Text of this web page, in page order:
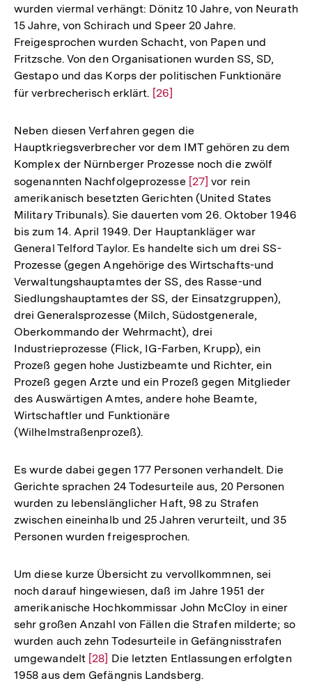
wurden viermal verhängt: Dönitz 10 Jahre, von Neurath
15 Jahre, von Schirach und Speer 20 Jahre.
Freigesprochen wurden Schacht, von Papen und
Fritzsche. Von den Organisationen wurden SS, SD,
Gestapo und das Korps der politischen Funktionäre
für verbrecherisch erklärt. Zur
der
Fußnote
[26]
Neben diesen Verfahren gegen die
Hauptkriegsverbrecher vor dem IMT gehören zu dem
Komplex der Nürnberger Prozesse noch die zwölf
sogenannten Nachfolgeprozesse Zur
Auflösung
der
Fußnote
[27] vor rein
amerikanisch besetzten Gerichten (United States
Military Tribunals). Sie dauerten vom 26. Oktober 1946
bis zum 14. April 1949. Der Hauptankläger war
General Telford Taylor. Es handelte sich um drei SS-
Prozesse (gegen Angehörige des Wirtschafts-und
Verwaltungshauptamtes der SS, des Rasse-und
Siedlungshauptamtes der SS, der Einsatzgruppen),
drei Generalsprozesse (Milch, Südostgenerale,
Oberkommando der Wehrmacht), drei
Industrieprozesse (Flick, IG-Farben, Krupp), ein
Prozeß gegen hohe Justizbeamte und Richter, ein
Prozeß gegen Arzte und ein Prozeß gegen Mitglieder
des Auswärtigen Amtes, andere hohe Beamte,
Wirtschaftler und Funktionäre
(Wilhelmstraßenprozeß).
Es wurde dabei gegen 177 Personen verhandelt. Die
Gerichte sprachen 24 Todesurteile aus, 20 Personen
wurden zu lebenslänglicher Haft, 98 zu Strafen
zwischen eineinhalb und 25 Jahren verurteilt, und 35
Personen wurden freigesprochen.
Um diese kurze Übersicht zu vervollkommnen, sei
noch darauf hingewiesen, daß im Jahre 1951 der
amerikanische Hochkommissar John McCloy in einer
sehr großen Anzahl von Fällen die Strafen milderte; so
wurden auch zehn Todesurteile in Gefängnisstrafen
umgewandelt Zur
Auflösung
[28] Die letzten Entlassungen erfolgten
1958 aus dem Gefängnis Landsberg.